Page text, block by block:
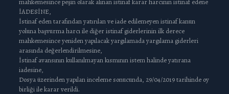
İADESİNE,
İstinaf eden tarafından yatırılan ve iade edilemeyen istinaf kanun
yoluna başvurma harcı ile diğer istinaf giderlerinin ilk derece
mahkemesince yeniden yapılacak yargılamada yargılama giderleri
arasında değerlendirilmesine,
İstinaf avansının kullanılmayan kısmının istem halinde yatırana
iadesine,
Dosya üzerinden yapılan inceleme sonucunda, 29/04/2019 tarihinde oy
birliği ile karar verildi.